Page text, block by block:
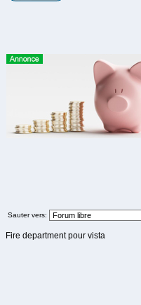
Sauter vers:
Fire department pour vista